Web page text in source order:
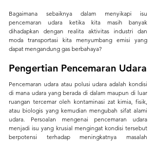
Bagaimana sebaiknya dalam menyikapi isu
pencemaran udara ketika kita masih banyak
dihadapkan dengan realita aktivitas industri dan
moda transportasi kita menyumbang emisi yang
dapat mengandung gas berbahaya?
Pengertian Pencemaran Udara
Pencemaran udara atau polusi udara adalah kondisi
di mana udara yang berada di dalam maupun di luar
ruangan tercemar oleh kontaminasi zat kimia, fisik,
atau biologis yang kemudian mengubah sifat alami
udara. Persoalan mengenai pencemaran udara
menjadi isu yang krusial mengingat kondisi tersebut
berpotensi terhadap meningkatnya masalah